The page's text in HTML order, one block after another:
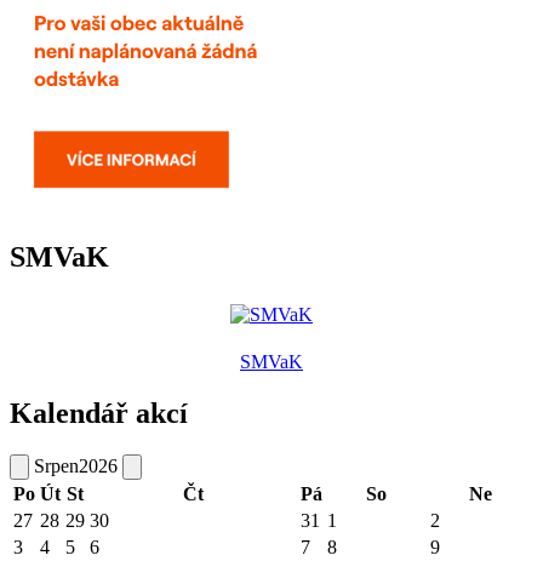
SMVaK
SMVaK
Kalendář akcí
Srpen2026
Po Út St Čt Pá So
Ne
27 28 29 30 31 1
2
3
4 5 6 7 8 9